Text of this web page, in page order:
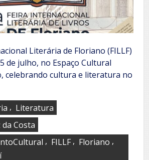
Literária de Floriano (FILLF)
de julho, no Espaço Cultural
celebrando cultura e literatura no
, Literatura
Costa
, FILLF , Floriano ,